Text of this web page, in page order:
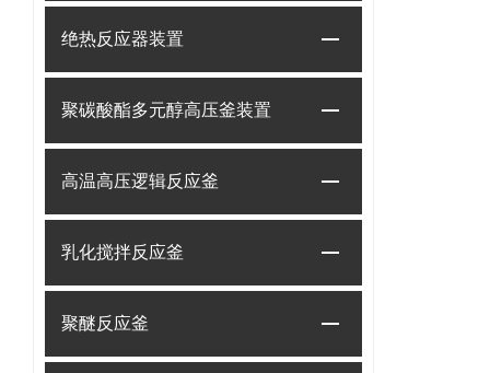
绝热反应器装置
聚碳酸酯多元醇高压釜装置
高温高压逻辑反应釜
乳化搅拌反应釜
聚醚反应釜